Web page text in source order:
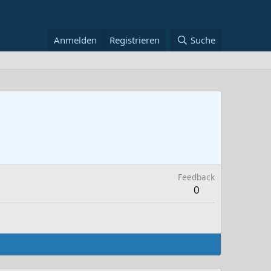
Anmelden Registrieren Suche
Feedback
0